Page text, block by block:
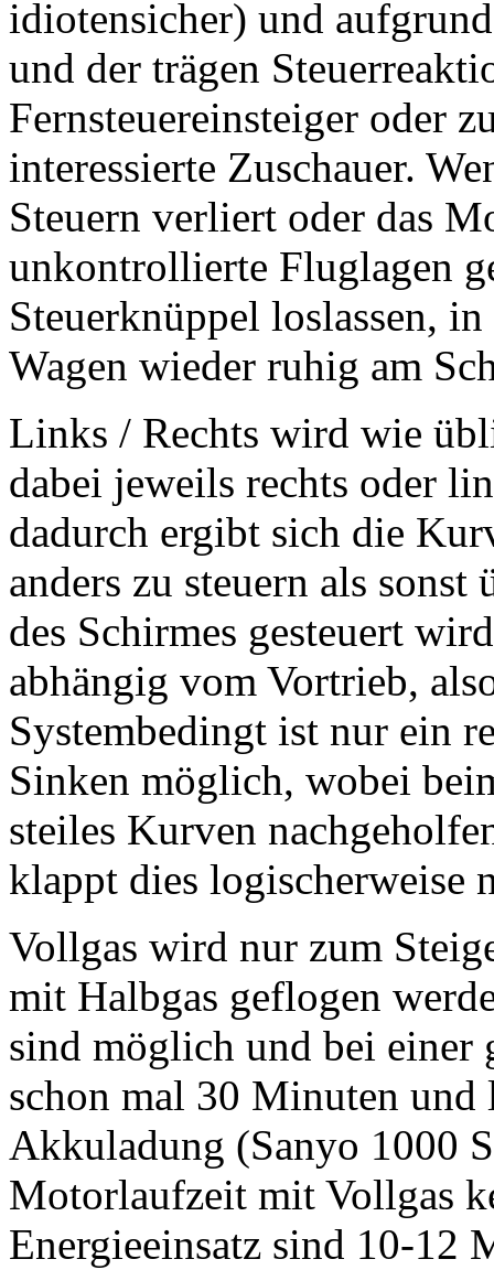
idiotensicher) und
und der trägen
Fernsteuereinsteiger oder
interessierte Zuschauer.
Steuern verliert oder das
unkontrollierte Fluglagen
Steuerknüppel loslassen,
Wagen wieder ruhig am
Links / Rechts wird wie
dabei jeweils rechts oder
dadurch ergibt sich die
anders zu steuern als
des Schirmes gesteuert
abhängig vom Vortrieb,
Systembedingt ist nur ein
Sinken möglich, wobei
steiles Kurven
klappt dies logischerweise
Vollgas wird nur zum
mit Halbgas geflogen
sind möglich und bei einer
schon mal 30 Minuten
Akkuladung (Sanyo 1000
Motorlaufzeit mit Vollgas
Energieeinsatz sind 10-12